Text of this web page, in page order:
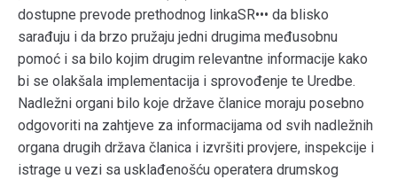
dostupne prevode prethodnog linkaSR••• da blisko
sarađuju i da brzo pružaju jedni drugima međusobnu
pomoć i sa bilo kojim drugim relevantne informacije kako
bi se olakšala implementacija i sprovođenje te Uredbe.
Nadležni organi bilo koje države članice moraju posebno
odgovoriti na zahtjeve za informacijama od svih nadležnih
organa drugih država članica i izvršiti provjere, inspekcije i
istrage u vezi sa usklađenošću operatera drumskog